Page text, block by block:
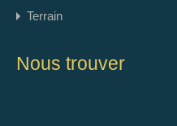
Terrain
Nous trouver